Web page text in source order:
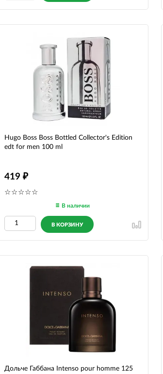
Hugo Boss Boss Bottled Collector's Edition
edt for men 100 ml
419
В наличии
В КОРЗИНУ
Дольче Габбана Intenso pour homme 125